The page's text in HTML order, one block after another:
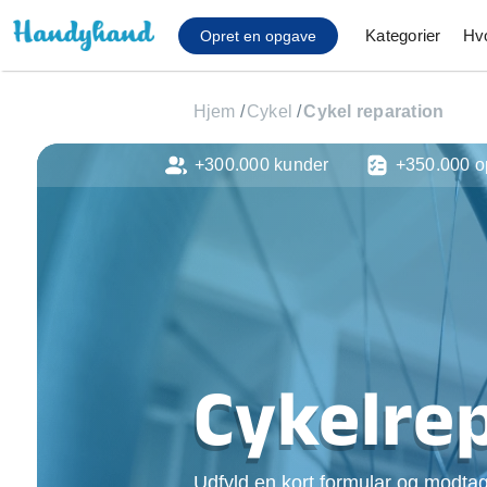
Opret en opgave Kategorier
Affaldsfjernelse
Afhentning af
Gulvlaminering
Hårde hvidevare
Hjælp til mobil, pc,
Installation af
Møbelsamling og
Ophængning af
Hjem /Cykel /Cykel reparation
+300.000 kunder +350.000